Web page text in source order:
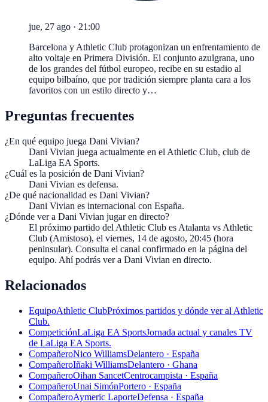
jue, 27 ago · 21:00
Barcelona y Athletic Club protagonizan un enfrentamiento de
alto voltaje en Primera División. El conjunto azulgrana, uno
de los grandes del fútbol europeo, recibe en su estadio al
equipo bilbaíno, que por tradición siempre planta cara a los
favoritos con un estilo directo y…
Preguntas frecuentes
¿En qué equipo juega Dani Vivian?
Dani Vivian juega actualmente en el Athletic Club, club de
LaLiga EA Sports.
¿Cuál es la posición de Dani Vivian?
Dani Vivian es defensa.
¿De qué nacionalidad es Dani Vivian?
Dani Vivian es internacional con España.
¿Dónde ver a Dani Vivian jugar en directo?
El próximo partido del Athletic Club es Atalanta vs Athletic
Club (Amistoso), el viernes, 14 de agosto, 20:45 (hora
peninsular). Consulta el canal confirmado en la página del
equipo. Ahí podrás ver a Dani Vivian en directo.
Relacionados
EquipoAthletic ClubPróximos partidos y dónde ver al Athletic
Club.
CompeticiónLaLiga EA SportsJornada actual y canales TV
de LaLiga EA Sports.
CompañeroNico WilliamsDelantero · España
CompañeroIñaki WilliamsDelantero · Ghana
CompañeroOihan SancetCentrocampista · España
CompañeroUnai SimónPortero · España
CompañeroAymeric LaporteDefensa · España